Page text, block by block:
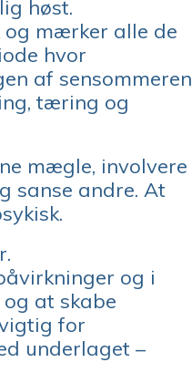
høst.
og mærker alle de
hvor
af sensommeren
tæring og
mægle, involvere
sanse andre. At
og i
at skabe
for
underlaget –